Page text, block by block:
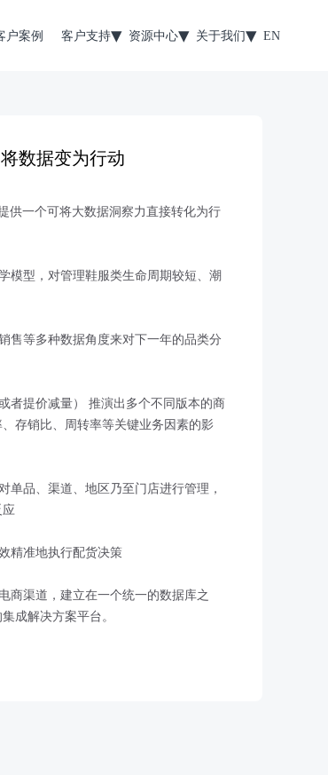
户案例 客户支持 资源中心 关于我们 EN
数据变为行动
供一个可将大数据洞察力直接转化为行
模型，对管理鞋服类生命周期较短、潮
售等多种数据角度来对下一年的品类分
者提价减量） 推演出多个不同版本的商
存销比、周转率等关键业务因素的影
单品、渠道、地区乃至门店进行管理，
应
精准地执行配货决策
商渠道，建立在一个统一的数据库之
成解决方案平台。